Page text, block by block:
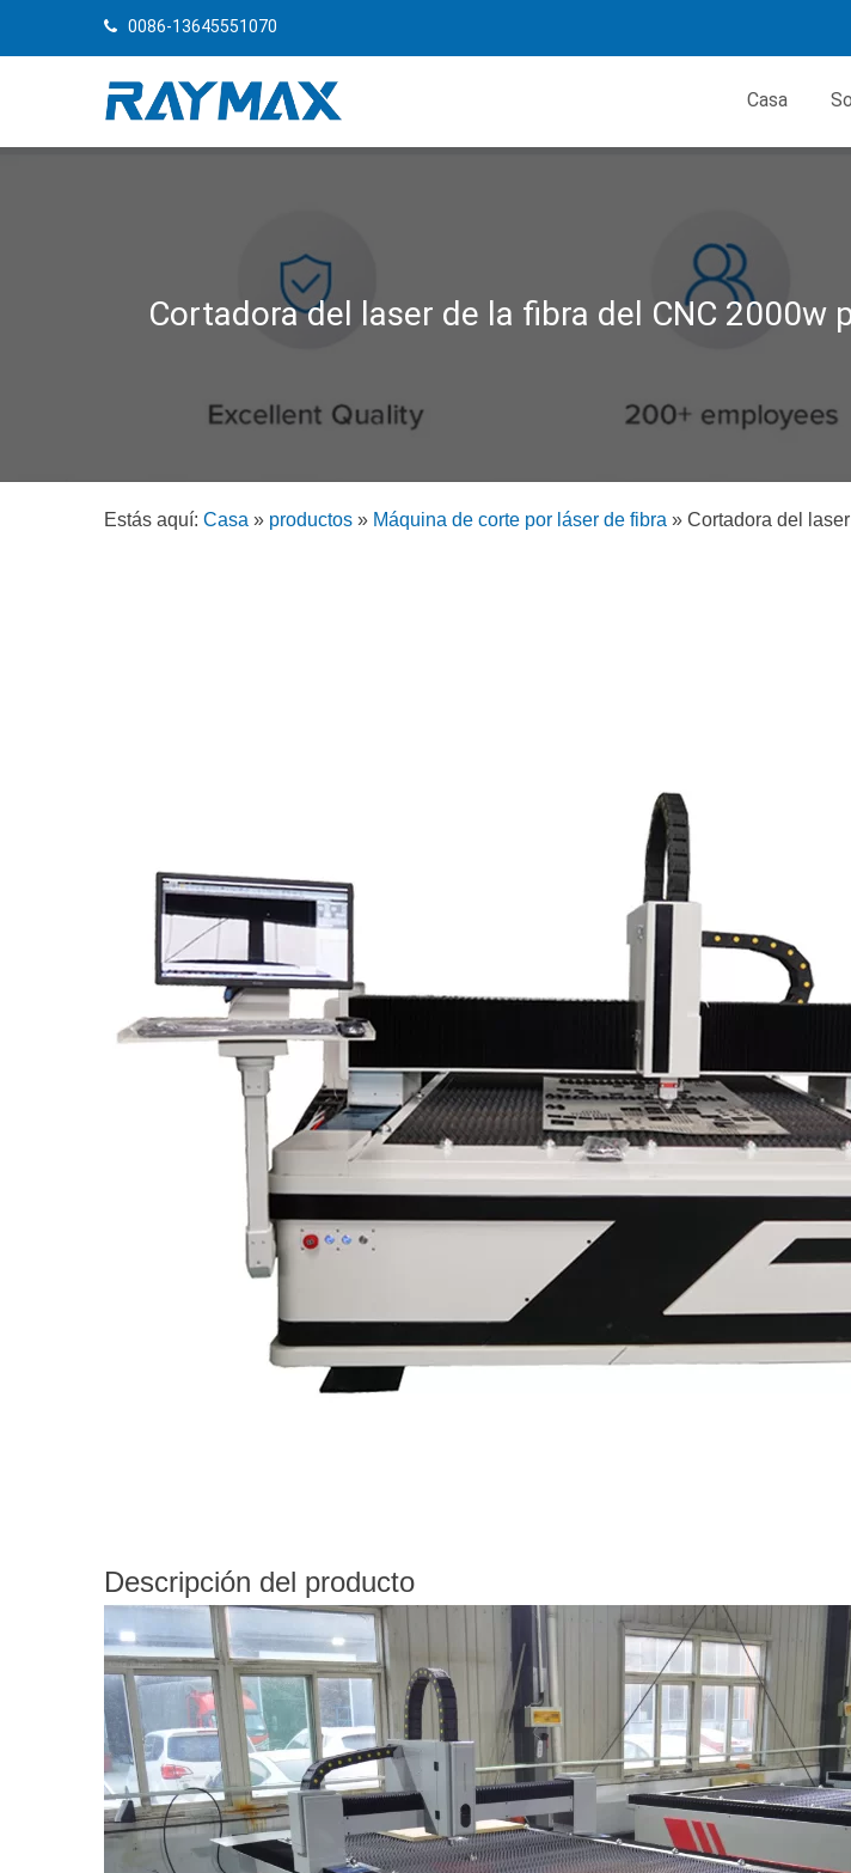
0086-13645551070
Casa
Cortadora del laser de la fibra del CNC
Estás aquí: Casa » productos » Máquina de corte por láser de fibra » Cortadora del
Descripción del producto